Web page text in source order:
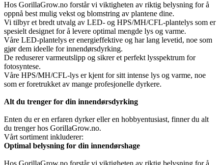
Hos GorillaGrow.no forstår vi viktigheten av riktig belysning for å
oppnå best mulig vekst og blomstring av plantene dine.
Vi tilbyr et bredt utvalg av LED- og HPS/MH/CFL-plantelys som er
spesielt designet for å levere optimal mengde lys og varme.
Våre LED-plantelys er energieffektive og har lang levetid, noe som
gjør dem ideelle for innendørsdyrking.
De reduserer varmeutslipp og sikrer et perfekt lysspektrum for
fotosyntese.
Våre HPS/MH/CFL-lys er kjent for sitt intense lys og varme, noe
som er foretrukket av mange profesjonelle dyrkere.
Alt du trenger for din innendørsdyrking
Enten du er en erfaren dyrker eller en hobbyentusiast, finner du alt
du trenger hos GorillaGrow.no.
Vårt sortiment inkluderer:
Optimal belysning for din innendørshage